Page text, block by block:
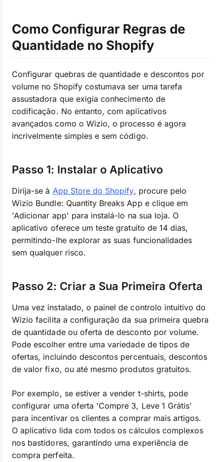
Como Configurar Regras de
Quantidade no Shopify
Configurar quebras de quantidade e descontos por
volume no Shopify costumava ser uma tarefa
assustadora que exigia conhecimento de
codificação. No entanto, com aplicativos
avançados como o Wizio, o processo é agora
incrivelmente simples e sem código.
Passo 1: Instalar o Aplicativo
Dirija-se à App Store do Shopify, procure pelo
Wizio Bundle: Quantity Breaks App e clique em
'Adicionar app' para instalá-lo na sua loja. O
aplicativo oferece um teste gratuito de 14 dias,
permitindo-lhe explorar as suas funcionalidades
sem qualquer risco.
Passo 2: Criar a Sua Primeira Oferta
Uma vez instalado, o painel de controlo intuitivo do
Wizio facilita a configuração da sua primeira quebra
de quantidade ou oferta de desconto por volume.
Pode escolher entre uma variedade de tipos de
ofertas, incluindo descontos percentuais, descontos
de valor fixo, ou até mesmo produtos gratuitos.
Por exemplo, se estiver a vender t-shirts, pode
configurar uma oferta 'Compre 3, Leve 1 Grátis'
para incentivar os clientes a comprar mais artigos.
O aplicativo lida com todos os cálculos complexos
nos bastidores, garantindo uma experiência de
compra perfeita.